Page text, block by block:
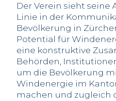
Der Verein sieht seine
Linie in der
Bevölkerung in
Potential für
eine konstruktive
Behörden,
um die Bevölkerung
Windenergie im
machen und zugleich